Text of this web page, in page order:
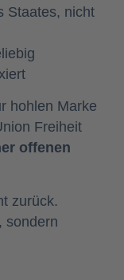
Staates, nicht
hohlen Marke
Freiheit
offenen
zurück.
sondern